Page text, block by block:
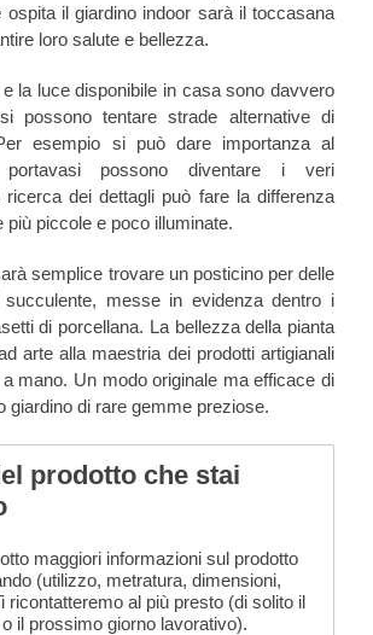
ospita il giardino indoor sarà il toccasana
loro salute e bellezza.
la luce disponibile in casa sono davvero
possono tentare strade alternative di
esempio si può dare importanza al
possono diventare i veri
ricerca dei dettagli può fare la differenza
più piccole e poco illuminate.
semplice trovare un posticino per delle
messe in evidenza dentro i
di porcellana. La bellezza della pianta
arte alla maestria dei prodotti artigianali
mano. Un modo originale ma efficace di
giardino di rare gemme preziose.
prodotto che stai
maggiori informazioni sul prodotto
(utilizzo, metratura, dimensioni,
ricontatteremo al più presto (di solito il
il prossimo giorno lavorativo).